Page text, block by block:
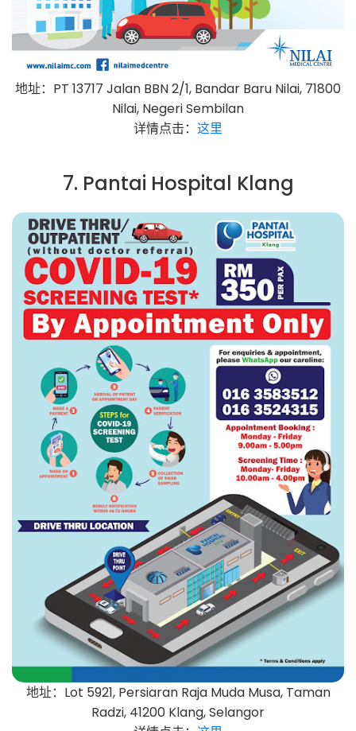
地址：PT 13717 Jalan BBN 2/1, Bandar Baru Nilai, 71800
Nilai, Negeri Sembilan
详情点击： 这里
7. Pantai Hospital Klang
地址：Lot 5921, Persiaran Raja Muda Musa, Taman
Radzi, 41200 Klang, Selangor